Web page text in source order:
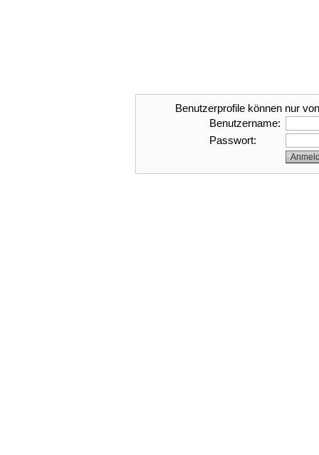
Benutzerprofile können nur
Benutzername:
Passwort: